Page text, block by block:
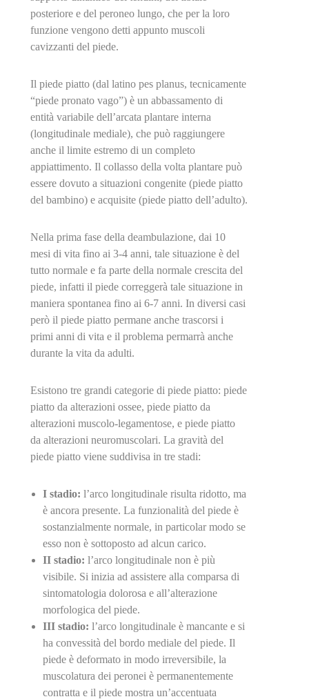
posteriore e del peroneo lungo, che per la loro
funzione vengono detti appunto muscoli
cavizzanti del piede.
Il piede piatto (dal latino pes planus, tecnicamente
“piede pronato vago”) è un abbassamento di
entità variabile dell’arcata plantare interna
(longitudinale mediale), che può raggiungere
anche il limite estremo di un completo
appiattimento. Il collasso della volta plantare può
essere dovuto a situazioni congenite (piede piatto
del bambino) e acquisite (piede piatto dell’adulto).
Nella prima fase della deambulazione, dai 10
mesi di vita fino ai 3-4 anni, tale situazione è del
tutto normale e fa parte della normale crescita del
piede, infatti il piede correggerà tale situazione in
maniera spontanea fino ai 6-7 anni. In diversi casi
però il piede piatto permane anche trascorsi i
primi anni di vita e il problema permarrà anche
durante la vita da adulti.
Esistono tre grandi categorie di piede piatto: piede
piatto da alterazioni ossee, piede piatto da
alterazioni muscolo-legamentose, e piede piatto
da alterazioni neuromuscolari. La gravità del
piede piatto viene suddivisa in tre stadi:
I stadio: l’arco longitudinale risulta ridotto, ma
è ancora presente. La funzionalità del piede è
sostanzialmente normale, in particolar modo se
esso non è sottoposto ad alcun carico.
II stadio: l’arco longitudinale non è più
visibile. Si inizia ad assistere alla comparsa di
sintomatologia dolorosa e all’alterazione
morfologica del piede.
III stadio: l’arco longitudinale è mancante e si
ha convessità del bordo mediale del piede. Il
piede è deformato in modo irreversibile, la
muscolatura dei peronei è permanentemente
contratta e il piede mostra un’accentuata